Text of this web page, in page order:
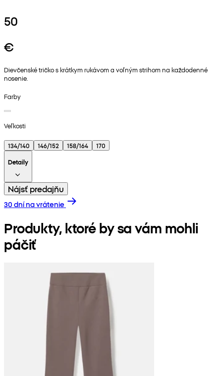
50
€
Dievčenské tričko s krátkym rukávom a voľným strihom na každodenné
nosenie.
Farby
Veľkosti
134/140 146/152 158/164
170
Detaily
Nájsť predajňu
30 dní na vrátenie
Produkty, ktoré by sa vám mohli
páčiť